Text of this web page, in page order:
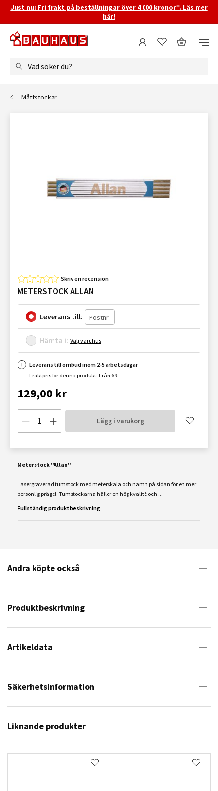
Just nu: Fri frakt på beställningar över 4 000 kronor*. Läs mer
här!
Vad söker du?
Måttstockar
Skriv en recension
METERSTOCK ALLAN
Leverans till:
Hämta i: Välj varuhus
Leverans till ombud inom 2-5 arbetsdagar
Fraktpris för denna produkt: Från 69:-
129,00 kr
Lägg i varukorg
Meterstock "Allan"
Lasergraverad tumstock med meterskala och namn på sidan för en mer
personlig prägel. Tumstockarna håller en hög kvalité och ...
Fullständig produktbeskrivning
Andra köpte också
Produktbeskrivning
Artikeldata
Säkerhetsinformation
Liknande produkter